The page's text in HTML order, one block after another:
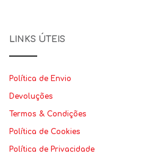
LINKS ÚTEIS
Política de Envio
Devoluções
Termos & Condições
Política de Cookies
Política de Privacidade